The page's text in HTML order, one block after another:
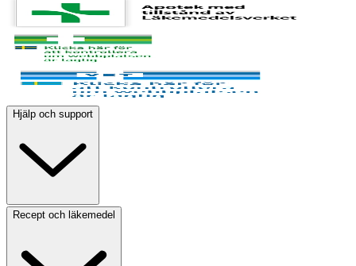
Hjälp och support
Recept och läkemedel